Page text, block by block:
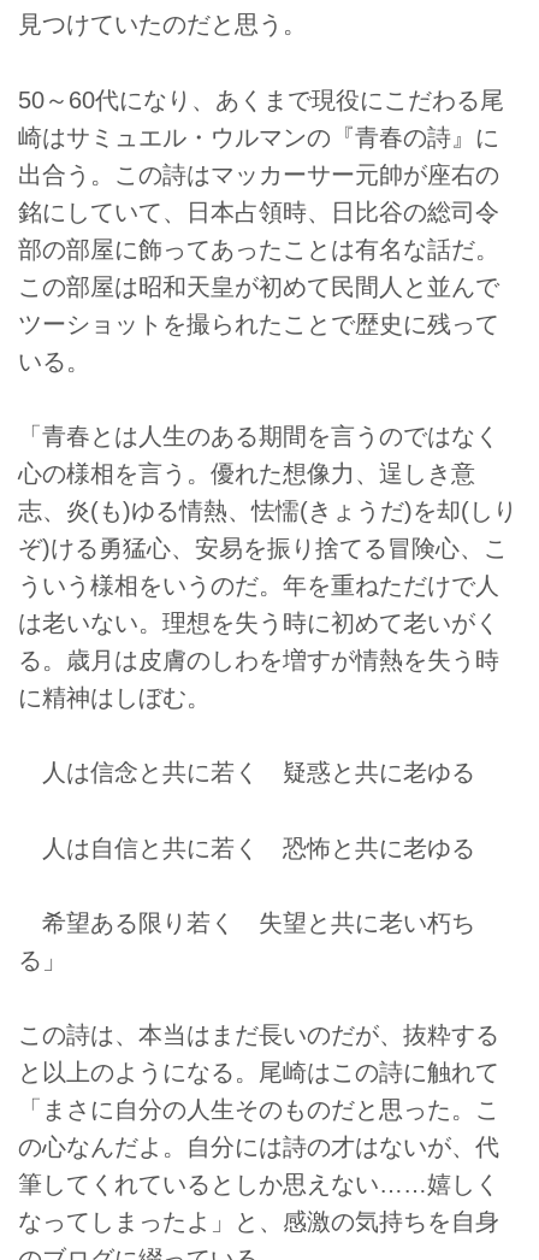
見つけていたのだと思う。
50～60代になり、あくまで現役にこだわる尾
崎はサミュエル・ウルマンの『青春の詩』に
出合う。この詩はマッカーサー元帥が座右の
銘にしていて、日本占領時、日比谷の総司令
部の部屋に飾ってあったことは有名な話だ。
この部屋は昭和天皇が初めて民間人と並んで
ツーショットを撮られたことで歴史に残って
いる。
「青春とは人生のある期間を言うのではなく
心の様相を言う。優れた想像力、逞しき意
志、炎(も)ゆる情熱、怯懦(きょうだ)を却(しり
ぞ)ける勇猛心、安易を振り捨てる冒険心、こ
ういう様相をいうのだ。年を重ねただけで人
は老いない。理想を失う時に初めて老いがく
る。歳月は皮膚のしわを増すが情熱を失う時
に精神はしぼむ。
人は信念と共に若く 疑惑と共に老ゆる
人は自信と共に若く 恐怖と共に老ゆる
希望ある限り若く 失望と共に老い朽ち
る」
この詩は、本当はまだ長いのだが、抜粋する
と以上のようになる。尾崎はこの詩に触れて
「まさに自分の人生そのものだと思った。こ
の心なんだよ。自分には詩の才はないが、代
筆してくれているとしか思えない……嬉しく
なってしまったよ」と、感激の気持ちを自身